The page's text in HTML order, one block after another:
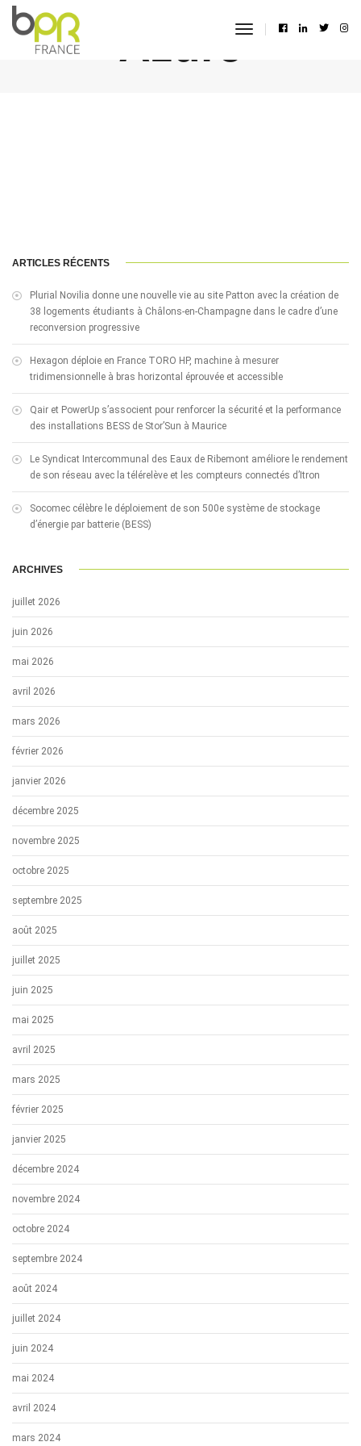
toggle
Azure
ARTICLES RÉCENTS
Plurial Novilia donne une nouvelle vie au site Patton avec la création de
38 logements étudiants à Châlons-en-Champagne dans le cadre d’une
reconversion progressive
Hexagon déploie en France TORO HP, machine à mesurer
tridimensionnelle à bras horizontal éprouvée et accessible
Qair et PowerUp s’associent pour renforcer la sécurité et la performance
des installations BESS de Stor’Sun à Maurice
Le Syndicat Intercommunal des Eaux de Ribemont améliore le rendement
de son réseau avec la télérelève et les compteurs connectés d’Itron
Socomec célèbre le déploiement de son 500e système de stockage
d’énergie par batterie (BESS)
ARCHIVES
juillet 2026
juin 2026
mai 2026
avril 2026
mars 2026
février 2026
janvier 2026
décembre 2025
novembre 2025
octobre 2025
septembre 2025
août 2025
juillet 2025
juin 2025
mai 2025
avril 2025
mars 2025
février 2025
janvier 2025
décembre 2024
novembre 2024
octobre 2024
septembre 2024
août 2024
juillet 2024
juin 2024
mai 2024
avril 2024
mars 2024